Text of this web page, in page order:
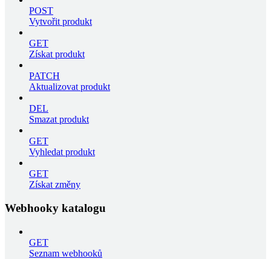
POST
Vytvořit produkt
GET
Získat produkt
PATCH
Aktualizovat produkt
DEL
Smazat produkt
GET
Vyhledat produkt
GET
Získat změny
Webhooky katalogu
GET
Seznam webhooků